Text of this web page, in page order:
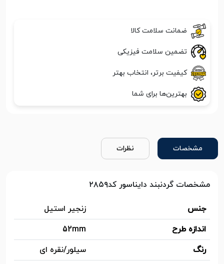
ضمانت سلامت کالا
تضمین سلامت فیزیکی
کیفیت برتر، انتخاب بهتر
بهترین‌ها برای شما
مشخصات نظرات
مشخصات گردنبند دایناسور کد۲۸۵۹
جنس
زنجیر استیل
اندازه طرح
52mm
رنگ
سیلور/نقره ای